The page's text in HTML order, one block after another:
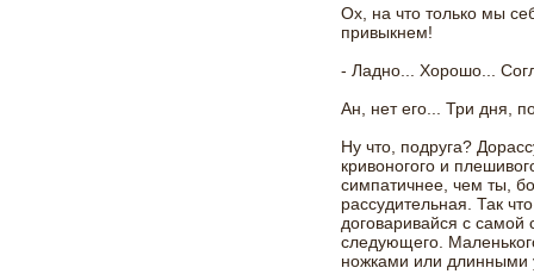
Ох, на что только мы
привыкнем!
- Ладно... Хорошо...
Ан, нет его... Три дня,
Ну что, подруга?
кривоногого и
симпатичнее, чем ты,
рассудительная. Так
договаривайся с
следующего.
ножками или длинными